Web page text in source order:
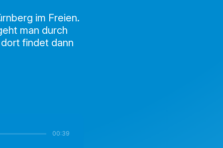
im Freien.
man durch
findet dann
00:39